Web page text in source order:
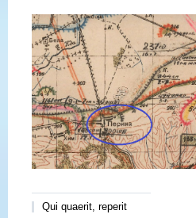
Qui quaerit, reperit